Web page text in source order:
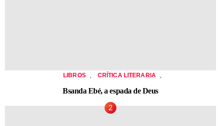
LIBROS CRÍTICA LITERARIA
Bsanda Ebé, a espada de Deus